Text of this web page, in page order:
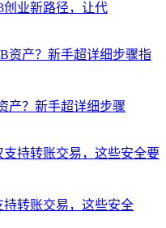
创业新路径，让代
产？新手超详细步骤
持转账交易，这些安全